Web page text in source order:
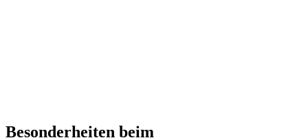
Besonderheiten beim